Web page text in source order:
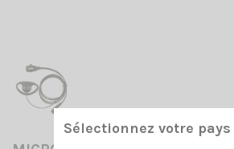
Sélectionnez votre pays